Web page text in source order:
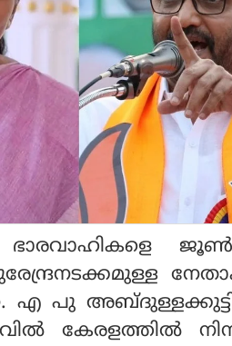
ഭാരവാഹികളെ
എ പു
കേരളത്തില്‍